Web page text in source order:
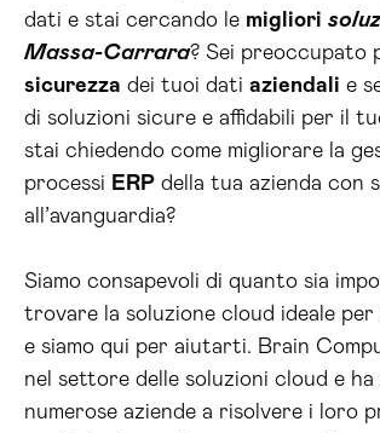
dati e stai cercando le migliori
Massa-Carrara? Sei preoccupato
sicurezza dei tuoi dati aziendali e
di soluzioni sicure e affidabili per il
stai chiedendo come migliorare la
processi ERP della tua azienda con
all’avanguardia?
Siamo consapevoli di quanto sia
trovare la soluzione cloud ideale per
e siamo qui per aiutarti. Brain
nel settore delle soluzioni cloud e
numerose aziende a risolvere i loro